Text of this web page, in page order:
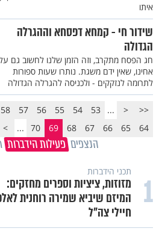
איתו
שידור חי - קמחא דפסחא וההגרלה
הגדולה
חג הפסח מתקרב, וזה הזמן שלנו לחשוב גם
אחינו, שאין ידם משגת. נותרו שעות ספורות
לתרומה לנזקקים - ולכניסה להגרלה הגדולה
<<
<
...
53
54
55
56
57
58
64
65
66
67
68
69
70
...
>
הנצפים פעילות הידברות
1 תכני הידברות
מזוזות, ציציות וספרים מחזקים:
המיזם שיביא שמירה רוחנית
חיילי צה"ל